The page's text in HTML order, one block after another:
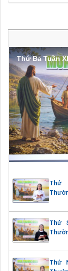
Thứ Ba Tuần
Thứ
Thứ
Thứ